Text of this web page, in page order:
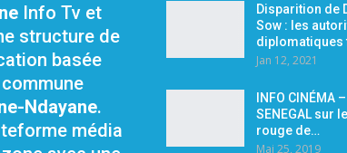
Info Tv et
structure de
basée
Ndayane.
média
Disparition de
Sow : les
diplomatiques
Jan 12, 2021
INFO CINÉMA
SENEGAL sur
rouge de…
Mai 25, 2019